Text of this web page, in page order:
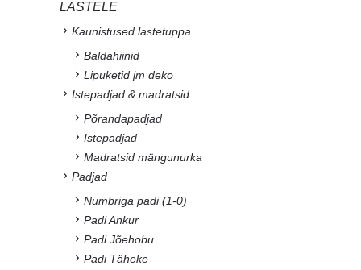
LASTELE
Kaunistused lastetuppa
Baldahiinid
Lipuketid jm deko
Istepadjad & madratsid
Põrandapadjad
Istepadjad
Madratsid mängunurka
Padjad
Numbriga padi (1-0)
Padi Ankur
Padi Jõehobu
Padi Täheke